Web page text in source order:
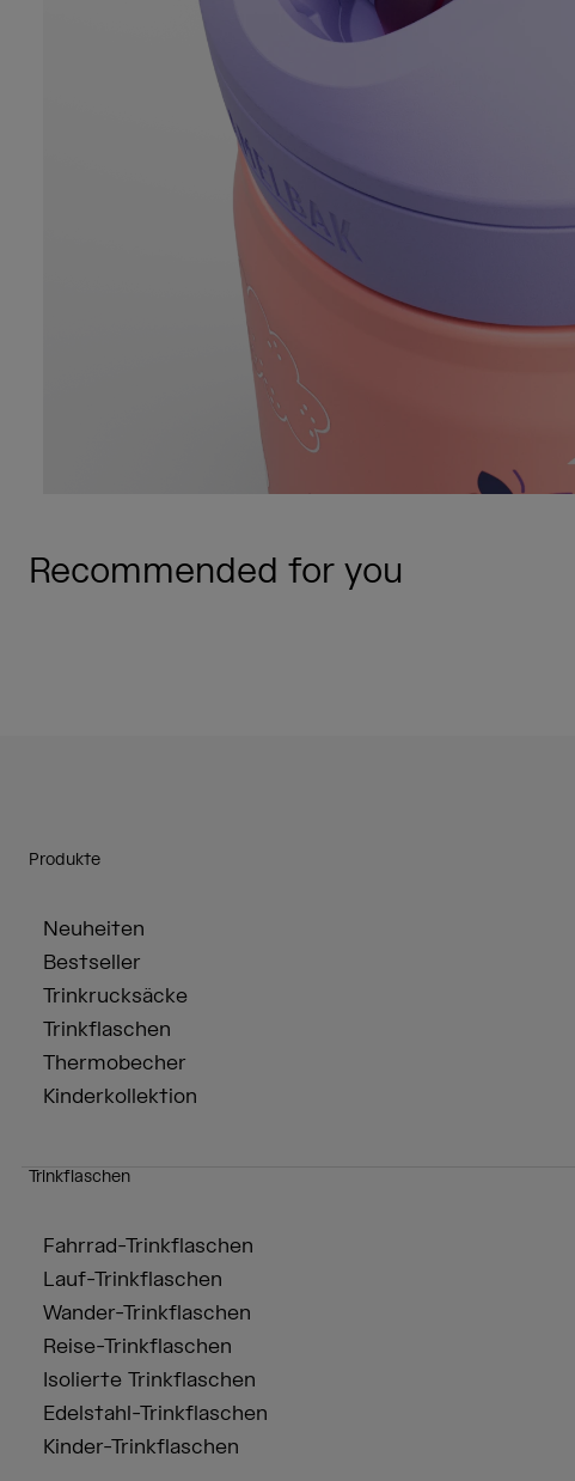
Recommended for you
Produkte
Neuheiten
Bestseller
Trinkrucksäcke
Trinkflaschen
Thermobecher
Kinderkollektion
Trinkflaschen
Fahrrad-Trinkflaschen
Lauf-Trinkflaschen
Wander-Trinkflaschen
Reise-Trinkflaschen
Isolierte Trinkflaschen
Edelstahl-Trinkflaschen
Kinder-Trinkflaschen